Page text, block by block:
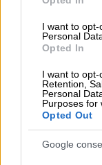
I want to
Personal
Opted In
I want to opt-
Retention,
Personal
Purposes for
Opted Out
Google
Δεν θα
λογαριασμό,
άνθρωποι
καθημερινά
να κάνω μια
ποσού των